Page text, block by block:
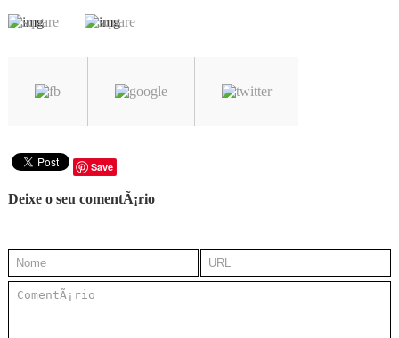
Save
Deixe o seu comentÃ¡rio